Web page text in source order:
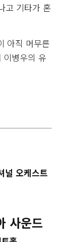
고 기타가 혼
아직 머무른
이병우의 유
널 오케스트
사운드